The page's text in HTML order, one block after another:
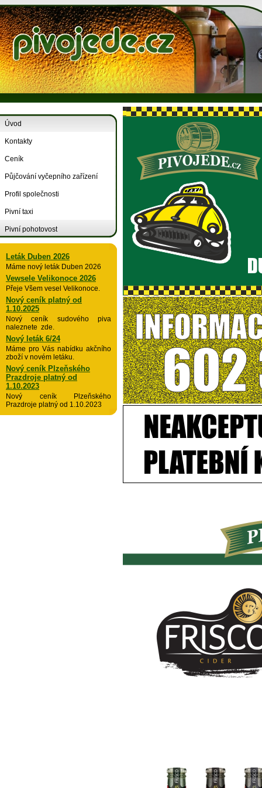
Úvod
Kontakty
Ceník
Půjčování vyčepního zařízení
Profil společnosti
Pivní taxi
Pivní pohotovost
Leták Duben 2026
Máme nový leták Duben 2026
Vewsele Velikonoce 2026
Přeje Všem vesel Velikonoce.
Nový ceník platný od
1.10.2025
Nový ceník sudového piva
naleznete zde.
Nový leták 6/24
Máme pro Vás nabídku akčního
zboží v novém letáku.
Nový ceník Plzeňského
Prazdroje platný od
1.10.2023
Nový ceník Plzeňského
Prazdroje platný od 1.10.2023